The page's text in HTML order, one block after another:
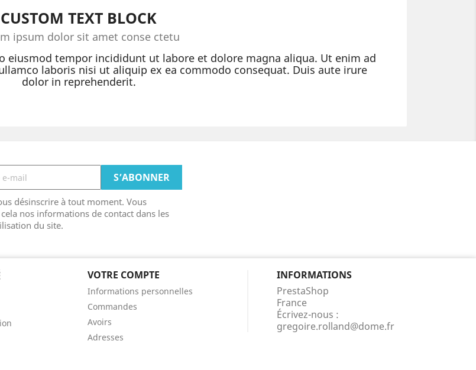
CUSTOM TEXT BLOCK
ipsum dolor sit amet conse ctetu
eiusmod tempor incididunt ut labore et dolore magna aliqua. Ut enim ad
laboris nisi ut aliquip ex ea commodo consequat. Duis aute irure
dolor in reprehenderit.
désinscrire à tout moment. Vous
nos informations de contact dans les
du site.
VOTRE COMPTE
Informations personnelles
Commandes
Avoirs
Adresses
INFORMATIONS
PrestaShop
France
Écrivez-nous :
gregoire.rolland@dome.fr